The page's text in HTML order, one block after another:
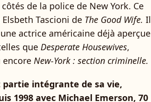
de la police de New York. Ce
Tascioni de The Good Wife. Il
actrice américaine déjà aperçue
que Desperate Housewives,
New-York : section criminelle.
intégrante de sa vie,
1998 avec Michael Emerson, 70